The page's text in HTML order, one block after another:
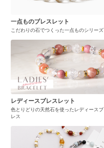
一点ものブレスレット
こだわりの石でつくった一点ものシリーズ
レディースブレスレット
色とりどりの天然石を使ったレディースブ
レス